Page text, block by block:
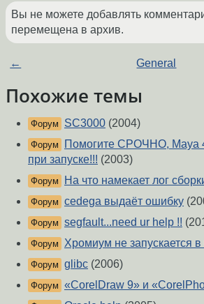
Вы не можете добавлять
перемещена в архив.
← General
Похожие темы
Форум SC3000 (2004)
Форум
Помогите СРОЧНО, Maya
при запуске!!! (2003)
Форум На что намекает лог
Форум cedega выдаёт ошибку
Форум segfault...need ur help !!
Форум Хромиум не запускается
Форум glibc (2006)
Форум «CorelDraw 9» и